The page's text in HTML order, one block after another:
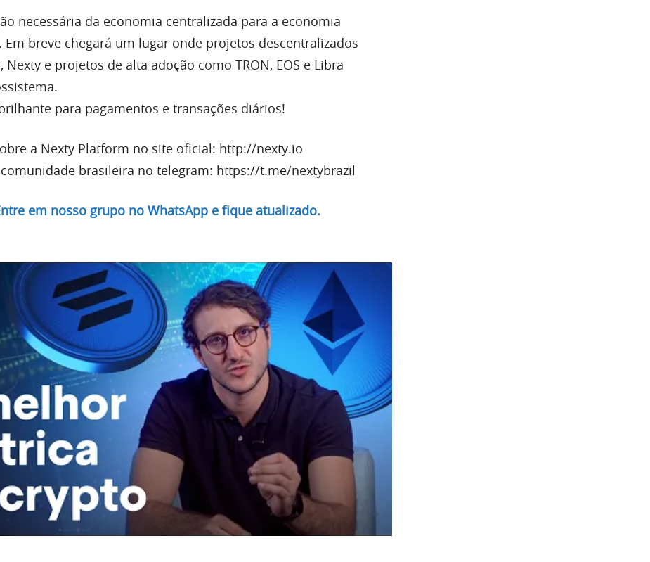
necessária da economia centralizada para a economia
Em breve chegará um lugar onde projetos descentralizados
Nexty e projetos de alta adoção como TRON, EOS e Libra
para pagamentos e transações diários!
sobre a Nexty Platform no site oficial: http://nexty.io
brasileira no telegram: https://t.me/nextybrazil
em nosso grupo no WhatsApp e fique atualizado.